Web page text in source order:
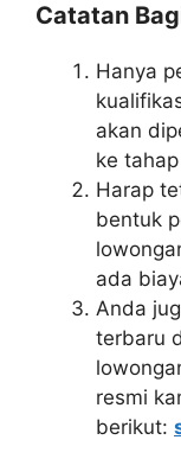
Catatan
Hanya
akan
ke
Harap
bentuk
ada
Anda
terbaru
resmi
berikut: